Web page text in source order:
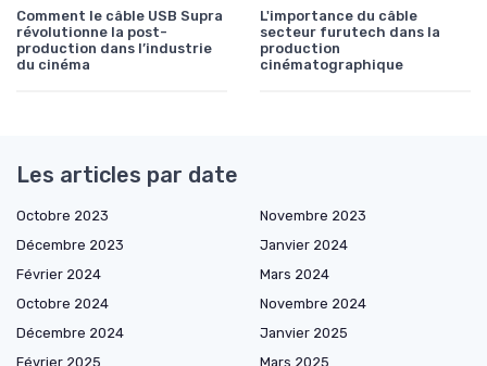
Comment le câble USB Supra
révolutionne la post-
production dans l’industrie
du cinéma
L'importance du câble
secteur furutech dans la
production
cinématographique
Les articles par date
Octobre 2023
Novembre 2023
Décembre 2023
Janvier 2024
Février 2024
Mars 2024
Octobre 2024
Novembre 2024
Décembre 2024
Janvier 2025
Février 2025
Mars 2025